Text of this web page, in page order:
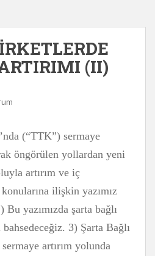
(II)
(“TTK”) sermaye
öngörülen yollardan yeni
artırım ve iç
ilişkin yazımız
yazımızda şarta bağlı
bahsedeceğiz. 3) Şarta Bağlı
artırım yolunda